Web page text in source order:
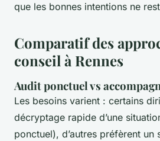
que les bonnes intentions ne
Comparatif des
conseil à Rennes
Audit ponctuel vs
Les besoins varient : certains
décryptage rapide d’une
ponctuel), d’autres préfèrent un